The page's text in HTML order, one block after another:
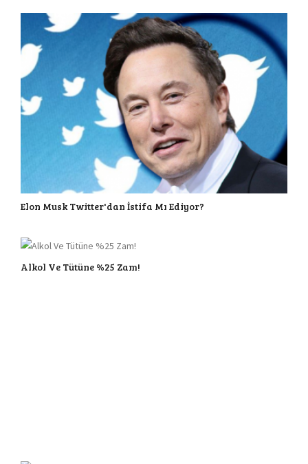
Elon Musk Twitter'dan İstifa Mı Ediyor?
Alkol Ve Tütüne %25 Zam!